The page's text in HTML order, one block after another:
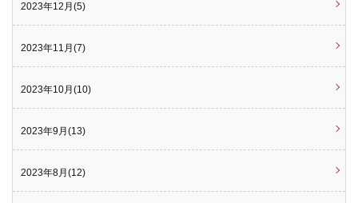
2023年12月(5)
2023年11月(7)
2023年10月(10)
2023年9月(13)
2023年8月(12)